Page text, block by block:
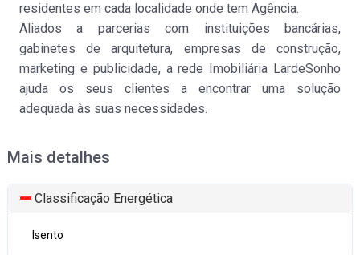
Moradia isolada
Gondomar (São Cosm(...)
residentes em cada localidade onde tem Agência.
Aliados a parcerias com instituições bancárias,
gabinetes de arquitetura, empresas de construção,
marketing e publicidade, a rede Imobiliária LardeSonho
ajuda os seus clientes a encontrar uma solução
adequada às suas necessidades.
Mais detalhes
Classificação Energética
Isento